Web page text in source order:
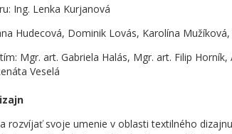
Ing. Lenka Kurjanová
Hudecová, Dominik Lovás, Karolína
Mgr. art. Gabriela Halás, Mgr. art. Filip
Veselá
rozvíjať svoje umenie v oblasti textilného